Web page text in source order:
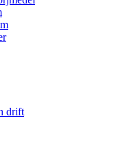
drift